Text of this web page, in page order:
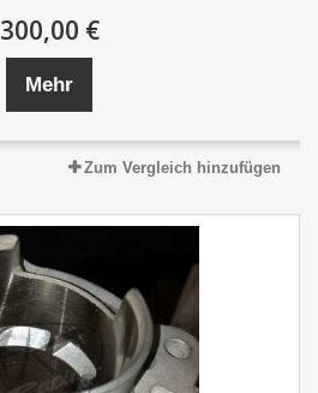
300,00 €
Mehr
Zum Vergleich hinzufügen